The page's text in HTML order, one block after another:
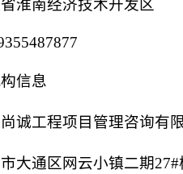
淮南经济技术开发区
信息
诚工程项目管理咨询有
大通区网云小镇二期27#